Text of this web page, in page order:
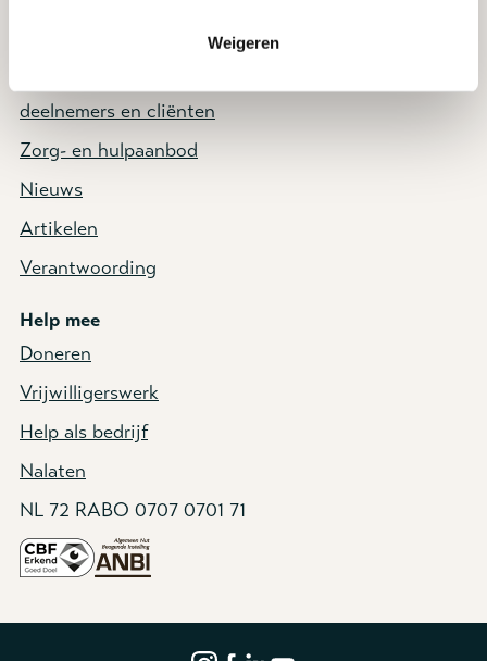
Weigeren
deelnemers en cliënten
Zorg- en hulpaanbod
Nieuws
Artikelen
Verantwoording
Help mee
Doneren
Vrijwilligerswerk
Help als bedrijf
Nalaten
NL 72 RABO 0707 0701 71